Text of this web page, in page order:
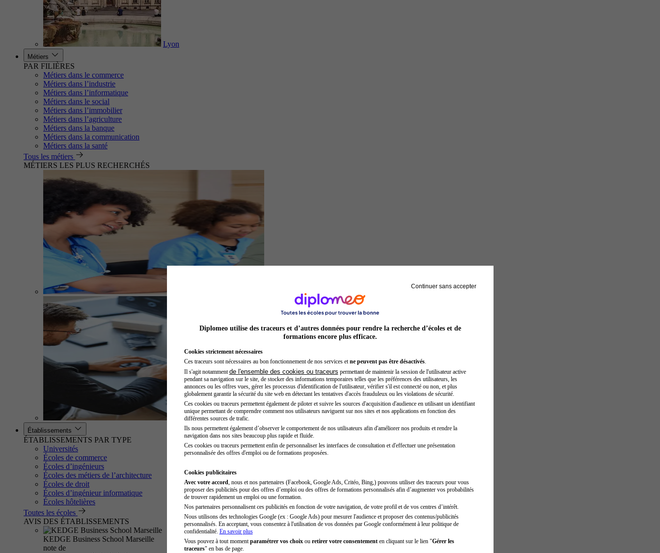
Lyon
Métiers
PAR FILIÈRES
Métiers dans le commerce
Métiers dans l’industrie
Métiers dans l’informatique
Métiers dans le social
Métiers dans l’immobilier
Métiers dans l’agriculture
Métiers dans la banque
Métiers dans la communication
Métiers dans la santé
Tous les métiers
MÉTIERS LES PLUS RECHERCHÉS
Secrétaire médicale
Établissements
ÉTABLISSEMENTS PAR TYPE
Universités
Écoles de commerce
Écoles d’ingénieurs
Écoles des métiers de l’architecture
Écoles de droit
Écoles d’ingénieur informatique
Écoles hôtelières
Toutes les écoles
AVIS DES ÉTABLISSEMENTS
KEDGE Business School Marseille
note de
Continuer sans accepter
Diplomeo utilise des traceurs et d’autres données pour rendre la recherche d’écoles et de
formations encore plus efficace.
Cookies strictement nécessaires
Ces traceurs sont nécessaires au bon fonctionnement de nos services et ne peuvent pas être désactivés.
Il s'agit notamment de l'ensemble des cookies ou traceurs permettant de maintenir la session de l'utilisateur active
pendant sa navigation sur le site, de stocker des informations temporaires telles que les préférences des utilisateurs, les
annonces ou les offres vues, gérer les processus d'identification de l'utilisateur, vérifier s'il est connecté ou non, et plus
globalement garantir la sécurité du site web en détectant les tentatives d'accès frauduleux ou les violations de sécurité.
Ces cookies ou traceurs permettent également de piloter et suivre les sources d'acquisition d'audience en utilisant un identifiant
unique permettant de comprendre comment nos utilisateurs naviguent sur nos sites et nos applications en fonction des
différentes sources de trafic.
Ils nous permettent également d’observer le comportement de nos utilisateurs afin d'améliorer nos produits et rendre la
navigation dans nos sites beaucoup plus rapide et fluide.
Ces cookies ou traceurs permettent enfin de personnaliser les interfaces de consultation et d'effectuer une présentation
personnalisée des offres d'emploi ou de formations proposées.
Cookies publicitaires
Avec votre accord , nous et nos partenaires (Facebook, Google Ads, Critéo, Bing,) pouvons utiliser des traceurs pour vous
proposer des publicités pour des offres d’emploi ou des offres de formations personnalisés afin d’augmenter vos probabilités
de trouver rapidement un emploi ou une formation.
Nos partenaires personnalisent ces publicités en fonction de votre navigation, de votre profil et de vos centres d’intérêt.
Nous utilisons des technologies Google (ex : Google Ads) pour mesurer l'audience et proposer des contenus/publicités
personnalisés. En acceptant, vous consentez à l'utilisation de vos données par Google conformément à leur politique de
confidentialité. En savoir plus
Vous pouvez à tout moment paramétrer vos choixou retirer votre consentementen cliquant sur le lien "Gérer les
traceurs" en bas de page.